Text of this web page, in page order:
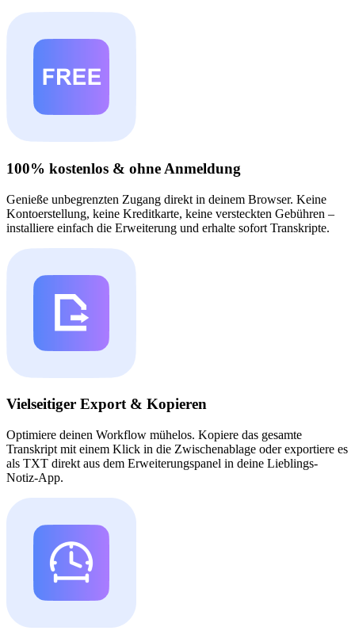
100% kostenlos & ohne Anmeldung
Genieße unbegrenzten Zugang direkt in deinem Browser. Keine
Kontoerstellung, keine Kreditkarte, keine versteckten Gebühren –
installiere einfach die Erweiterung und erhalte sofort Transkripte.
Vielseitiger Export & Kopieren
Optimiere deinen Workflow mühelos. Kopiere das gesamte
Transkript mit einem Klick in die Zwischenablage oder exportiere es
als TXT direkt aus dem Erweiterungspanel in deine Lieblings-
Notiz-App.